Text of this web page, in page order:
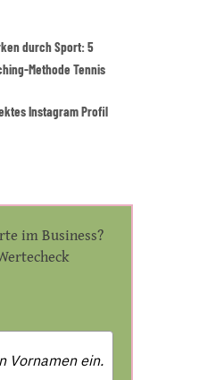
durch Sport: 5
Methode Tennis
Instagram Profil
im Business?